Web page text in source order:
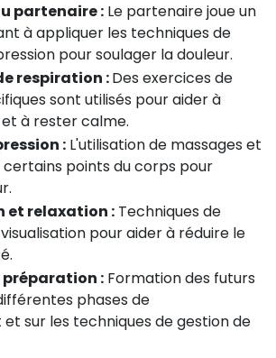
partenaire : Le partenaire joue un
à appliquer les techniques de
pour soulager la douleur.
respiration :Des exercices de
sont utilisés pour aider à
à rester calme.
: L'utilisation de massages et
certains points du corps pour
et relaxation : Techniques de
pour aider à réduire le
préparation : Formation des futurs
phases de
sur les techniques de gestion de